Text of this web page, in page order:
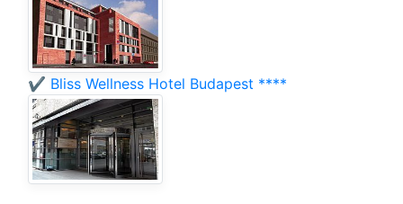
✔️ Bliss Wellness Hotel Budapest ****